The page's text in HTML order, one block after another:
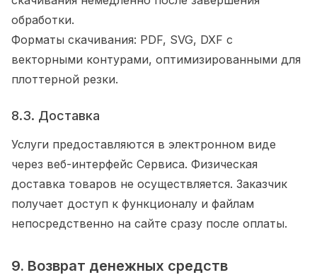
обработки.
Форматы скачивания: PDF, SVG, DXF с
векторными контурами, оптимизированными для
плоттерной резки.
8.3. Доставка
Услуги предоставляются в электронном виде
через веб-интерфейс Сервиса. Физическая
доставка товаров не осуществляется. Заказчик
получает доступ к функционалу и файлам
непосредственно на сайте сразу после оплаты.
9. Возврат денежных средств